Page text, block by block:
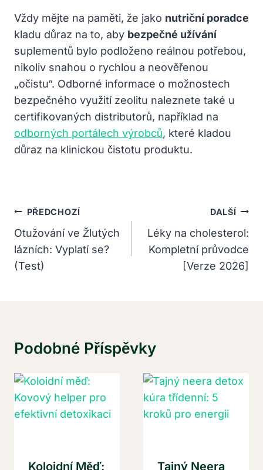
Vždy mějte na paměti, že jako nutriční poradce
kladu důraz na to, aby bezpečné užívání
suplementů bylo podloženo reálnou potřebou,
nikoliv snahou o rychlou a neověřenou
„očistu“. Odborné informace o možnostech
bezpečného využití zeolitu naleznete také u
certifikovaných distributorů, například na
odborných portálech výrobců, které kladou
důraz na klinickou čistotu produktu.
Navigace
Pro
Příspěvek
PŘEDCHOZÍ
Otužování ve Žlutých
lázních: Vyplatí se?
(Test)
DALŠÍ
Léky na cholesterol:
Kompletní průvodce
[Verze 2026]
Podobné Příspěvky
Koloidní Měď: Tajný Neera